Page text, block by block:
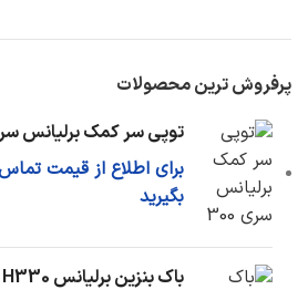
پرفروش ترین محصولات
توپی سر کمک برلیانس سری
برای اطلاع از قیمت
بگیرید
باک بنزین برلیانس H330